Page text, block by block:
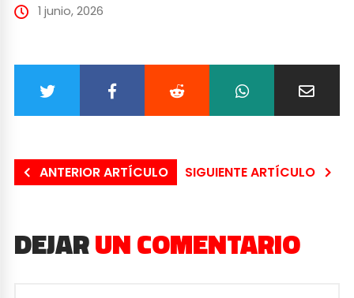
1 junio, 2026
ANTERIOR ARTÍCULO SIGUIENTE ARTÍCULO
DEJARUN COMENTARIO